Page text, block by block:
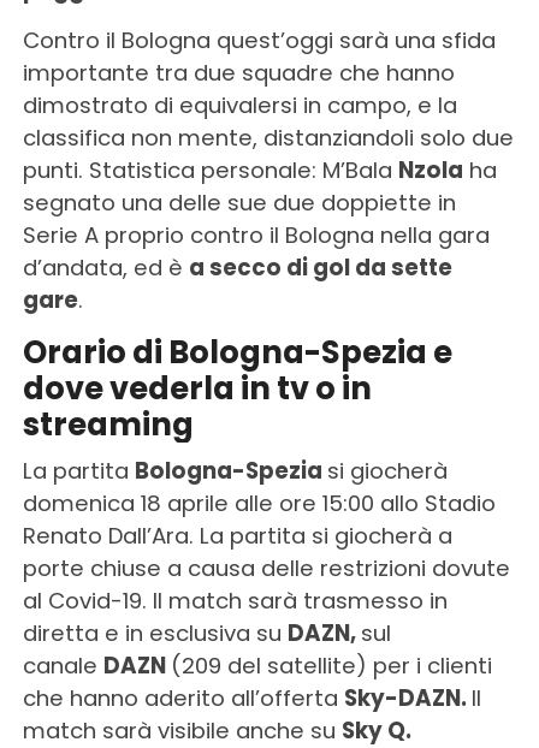
Contro il Bologna quest’oggi sarà una sfida
importante tra due squadre che hanno
dimostrato di equivalersi in campo, e la
classifica non mente, distanziandoli solo due
punti. Statistica personale: M’Bala Nzola ha
segnato una delle sue due doppiette in
Serie A proprio contro il Bologna nella gara
d’andata, ed è a secco di gol da sette
gare.
Orario di Bologna-Spezia e
dove vederla in tv o in
streaming
La partita Bologna-Spezia si giocherà
domenica 18 aprile alle ore 15:00 allo Stadio
Renato Dall’Ara. La partita si giocherà a
porte chiuse a causa delle restrizioni dovute
al Covid-19. Il match sarà trasmesso in
diretta e in esclusiva su DAZN, sul
canale DAZN (209 del satellite) per i clienti
che hanno aderito all’offerta Sky-DAZN. Il
match sarà visibile anche su Sky Q.